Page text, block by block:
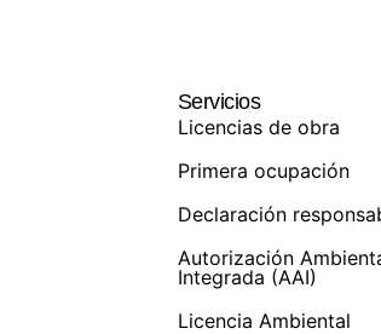
Servicios
Licencias de obra
Primera ocupación
Declaración
Autorización
Integrada (AAI)
Licencia Ambiental